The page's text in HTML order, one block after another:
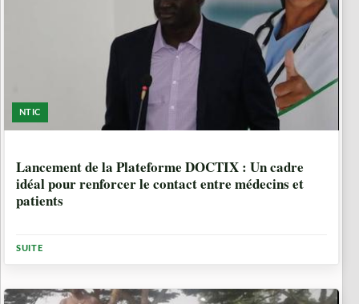
NTIC
Lancement de la Plateforme DOCTIX : Un cadre
idéal pour renforcer le contact entre médecins et
patients
SUITE